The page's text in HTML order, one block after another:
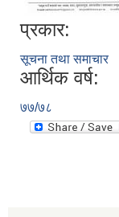
प्रकार:
सूचना तथा समाचार
आर्थिक वर्ष:
७७/७८